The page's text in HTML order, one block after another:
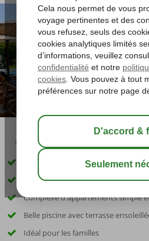
03:15
À distance de marche de Kambos et
Endroit calme
Complexe d'appartements simple
Belle piscine avec terrasse
Idéal pour les familles